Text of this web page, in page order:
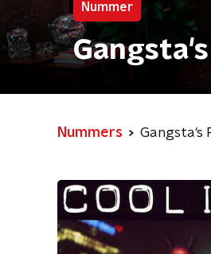
Nummer
Nummers Gangsta's